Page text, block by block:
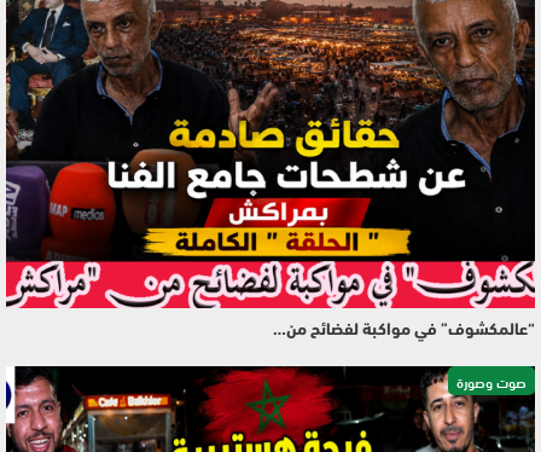
“عالمكشوف” في مواكبة لفضائح من…
صوت وصورة